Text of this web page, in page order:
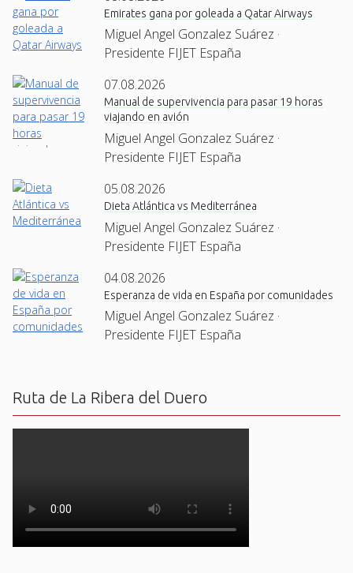
Emirates gana por goleada a Qatar Airways
Miguel Angel Gonzalez Suárez ·
Presidente FIJET España
07.08.2026
Manual de supervivencia para pasar 19 horas
viajando en avión
Miguel Angel Gonzalez Suárez ·
Presidente FIJET España
05.08.2026
Dieta Atlántica vs Mediterránea
Miguel Angel Gonzalez Suárez ·
Presidente FIJET España
04.08.2026
Esperanza de vida en España por comunidades
Miguel Angel Gonzalez Suárez ·
Presidente FIJET España
Ruta de La Ribera del Duero